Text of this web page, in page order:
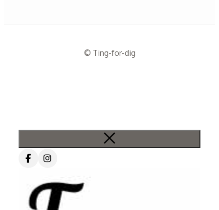
© Ting-for-dig